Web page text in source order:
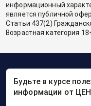
информационный
является публичной
Статьи 437(2)
Возрастная категория
Будьте в курсе
информации от